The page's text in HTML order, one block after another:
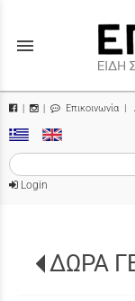
menu
| Επικοινωνία |
Login
ΔΩΡΑ